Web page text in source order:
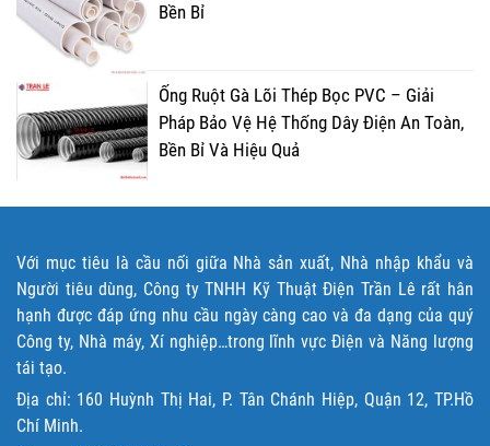
Bền Bỉ
Ống Ruột Gà Lõi Thép Bọc PVC – Giải
Pháp Bảo Vệ Hệ Thống Dây Điện An Toàn,
Bền Bỉ Và Hiệu Quả
Với mục tiêu là cầu nối giữa Nhà sản xuất, Nhà nhập khẩu và
Người tiêu dùng, Công ty TNHH Kỹ Thuật Điện Trần Lê rất hân
hạnh được đáp ứng nhu cầu ngày càng cao và đa dạng của quý
Công ty, Nhà máy, Xí nghiệp…trong lĩnh vực Điện và Năng lượng
tái tạo.
Địa chỉ: 160 Huỳnh Thị Hai, P. Tân Chánh Hiệp, Quận 12, TP.Hồ
Chí Minh.